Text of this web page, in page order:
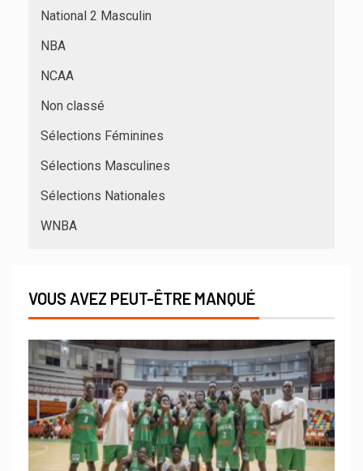
National 2 Masculin
NBA
NCAA
Non classé
Sélections Féminines
Sélections Masculines
Sélections Nationales
WNBA
VOUS AVEZ PEUT-ÊTRE MANQUÉ